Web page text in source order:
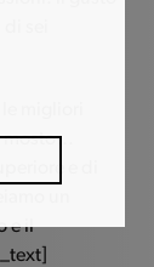
sei
e di
e il